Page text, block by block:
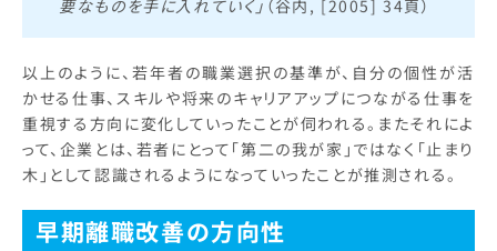
要なものを手に入れていく」 （谷内, [2005] 34頁）
以上のように、若年者の職業選択の基準が、自分の個性が活
かせる仕事、スキルや将来のキャリアアップにつながる仕事を
重視する方向に変化していったことが伺われる。またそれによ
って、企業とは、若者にとって「第二の我が家」ではなく「止まり
木」として認識されるようになっていったことが推測される。
早期離職改善の方向性